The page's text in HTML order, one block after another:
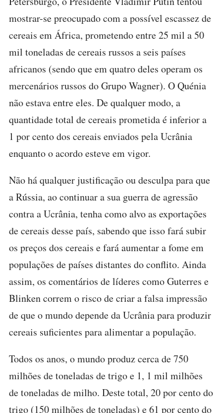
mostrar-se preocupado com a possível escassez de
cereais em África, prometendo entre 25 mil a 50
mil toneladas de cereais russos a seis países
africanos (sendo que em quatro deles operam os
mercenários russos do Grupo Wagner). O Quénia
não estava entre eles. De qualquer modo, a
quantidade total de cereais prometida é inferior a
1 por cento dos cereais enviados pela Ucrânia
enquanto o acordo esteve em vigor.
Não há qualquer justificação ou desculpa para que
a Rússia, ao continuar a sua guerra de agressão
contra a Ucrânia, tenha como alvo as exportações
de cereais desse país, sabendo que isso fará subir
os preços dos cereais e fará aumentar a fome em
populações de países distantes do conflito. Ainda
assim, os comentários de líderes como Guterres e
Blinken correm o risco de criar a falsa impressão
de que o mundo depende da Ucrânia para produzir
cereais suficientes para alimentar a população.
Todos os anos, o mundo produz cerca de 750
milhões de toneladas de trigo e 1, 1 mil milhões
de toneladas de milho. Deste total, 20 por cento do
trigo (150 milhões de toneladas) e 61 por cento do